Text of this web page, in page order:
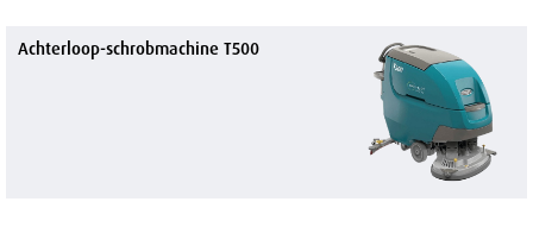
Achterloop-schrobmachine T500